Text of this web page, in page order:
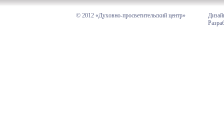
© 2012 «Духовно-просветительский центр»